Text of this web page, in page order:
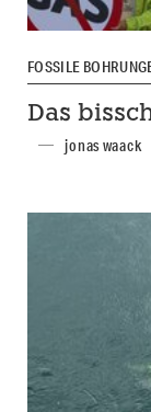
FOSSILE
Das
jonas waack